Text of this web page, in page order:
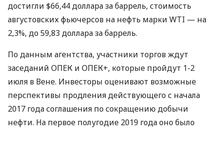
достигли $66,44 доллара за баррель, стоимость
августовских фьючерсов на нефть марки WTI — на
2,3%, до 59,83 доллара за баррель.
По данным агентства, участники торгов ждут
заседаний ОПЕК и ОПЕК+, которые пройдут 1-2
июля в Вене. Инвесторы оценивают возможные
перспективы продления действующего с начала
2017 года соглашения по сокращению добычи
нефти. На первое полугодие 2019 года оно было